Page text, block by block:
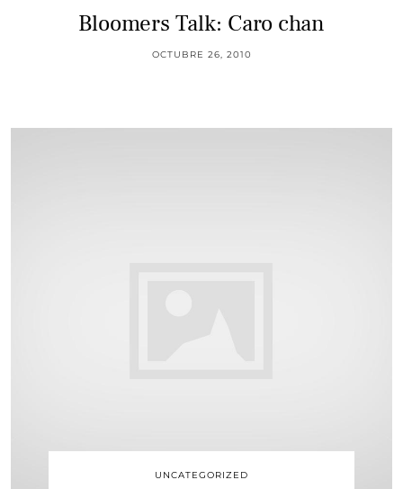
Bloomers Talk: Caro chan
OCTUBRE 26, 2010
UNCATEGORIZED